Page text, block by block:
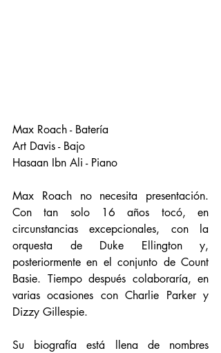
Max Roach - Batería
Art Davis - Bajo
Hasaan Ibn Ali - Piano
Max Roach no necesita presentación.
Con tan solo 16 años tocó, en
circunstancias excepcionales, con la
orquesta de Duke Ellington y,
posteriormente en el conjunto de Count
Basie. Tiempo después colaboraría, en
varias ocasiones con Charlie Parker y
Dizzy Gillespie.
Su biografía está llena de nombres